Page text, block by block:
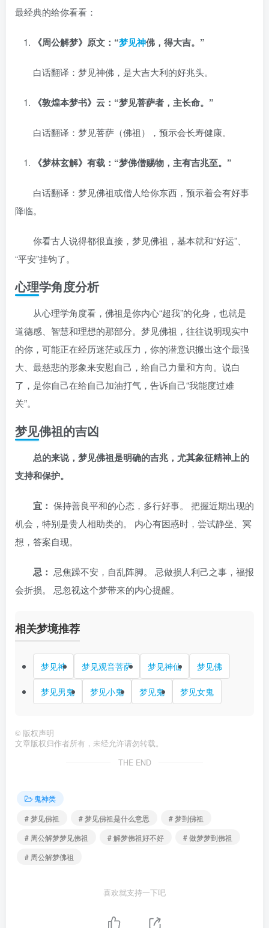
最经典的给你看看：
《周公解梦》原文：“梦见神佛，得大吉。”
白话翻译：梦见神佛，是大吉大利的好兆头。
《敦煌本梦书》云：“梦见菩萨者，主长命。”
白话翻译：梦见菩萨（佛祖），预示会长寿健康。
《梦林玄解》有载：“梦佛僧赐物，主有吉兆至。”
白话翻译：梦见佛祖或僧人给你东西，预示着会有好事
降临。
你看古人说得都很直接，梦见佛祖，基本就和“好运”、
“平安”挂钩了。
心理学角度分析
从心理学角度看，佛祖是你内心“超我”的化身，也就是
道德感、智慧和理想的那部分。梦见佛祖，往往说明现实中
的你，可能正在经历迷茫或压力，你的潜意识搬出这个最强
大、最慈悲的形象来安慰自己，给自己力量和方向。说白
了，是你自己在给自己加油打气，告诉自己“我能度过难
关”。
梦见佛祖的吉凶
总的来说，梦见佛祖是明确的吉兆，尤其象征精神上的
支持和保护。
宜： 保持善良平和的心态，多行好事。 把握近期出现的
机会，特别是贵人相助类的。 内心有困惑时，尝试静坐、冥
想，答案自现。
忌： 忌焦躁不安，自乱阵脚。 忌做损人利己之事，福报
会折损。 忌忽视这个梦带来的内心提醒。
相关梦境推荐
梦见神 梦见观音菩萨 梦见神仙 梦见佛
梦见男鬼 梦见小鬼 梦见鬼 梦见女鬼
© 版权声明
文章版权归作者所有，未经允许请勿转载。
THE END
鬼神类
# 梦见佛祖
# 梦见佛祖是什么意思
# 梦到佛祖
# 周公解梦梦见佛祖
# 解梦佛祖好不好
# 做梦梦到佛祖
# 周公解梦佛祖
喜欢就支持一下吧